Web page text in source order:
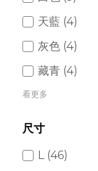
天藍 (4)
灰色 (4)
藏青 (4)
看更多
尺寸
L (46)